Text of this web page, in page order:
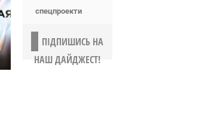
спецпроекти
ПІДПИШИСЬ НА
НАШ ДАЙДЖЕСТ!